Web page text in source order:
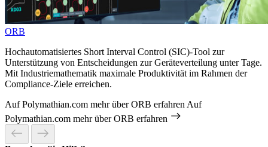
ORB
Hochautomatisiertes Short Interval Control (SIC)-Tool zur
Unterstützung von Entscheidungen zur Geräteverteilung unter Tage.
Mit Industriemathematik maximale Produktivität im Rahmen der
Compliance-Ziele erreichen.
Auf Polymathian.com mehr über ORB erfahren Auf
Polymathian.com mehr über ORB erfahren